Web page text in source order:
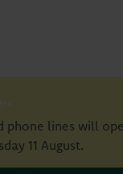
phone lines will
11 August.